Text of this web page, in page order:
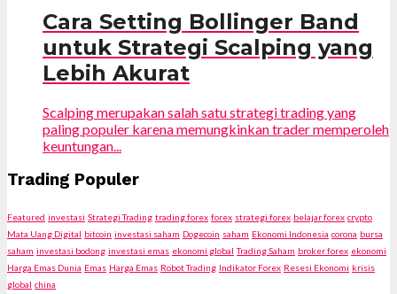
Cara Setting Bollinger Band
untuk Strategi Scalping yang
Lebih Akurat
Scalping merupakan salah satu strategi trading yang
paling populer karena memungkinkan trader memperoleh
keuntungan...
Trading Populer
Featured investasi Strategi Trading trading forex forex strategi forex belajar forex crypto
Mata Uang Digital bitcoin investasi saham Dogecoin saham Ekonomi Indonesia corona bursa
saham investasi bodong investasi emas ekonomi global Trading Saham broker forex ekonomi
Harga Emas Dunia Emas Harga Emas Robot Trading Indikator Forex Resesi Ekonomi krisis
global china